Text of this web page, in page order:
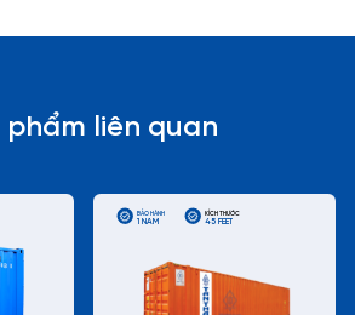
phẩm liên quan
BẢO HÀNH
1 NĂM
KÍCH THƯỚC
45 FEET